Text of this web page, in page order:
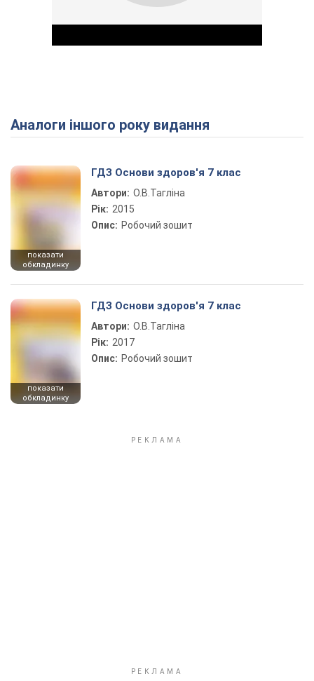
Play Video
Аналоги іншого року видання
показати
обкладинку
ГДЗ Основи здоров'я 7 клас
Автори: О.В.Тагліна
Рік: 2015
Опис: Робочий зошит
показати
обкладинку
ГДЗ Основи здоров'я 7 клас
Автори: О.В.Тагліна
Рік: 2017
Опис: Робочий зошит